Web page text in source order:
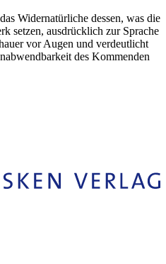
Widernatürliche dessen, was die
setzen, ausdrücklich zur Sprache
vor Augen und verdeutlicht
des Kommenden